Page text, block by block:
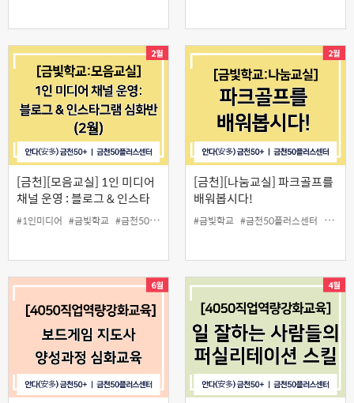
[금천][모음교실] 1인 미디어
채널 운영 : 블로그 & 인스타
그램 심화반
#1인미디어 #금빛학교 #금천50플러스센터 #모음교실 #블로그 #인스타그램
[금천][나눔교실] 파크골프를
배워봅시다!
#금빛학교 #금천50플러스센터 #나눔